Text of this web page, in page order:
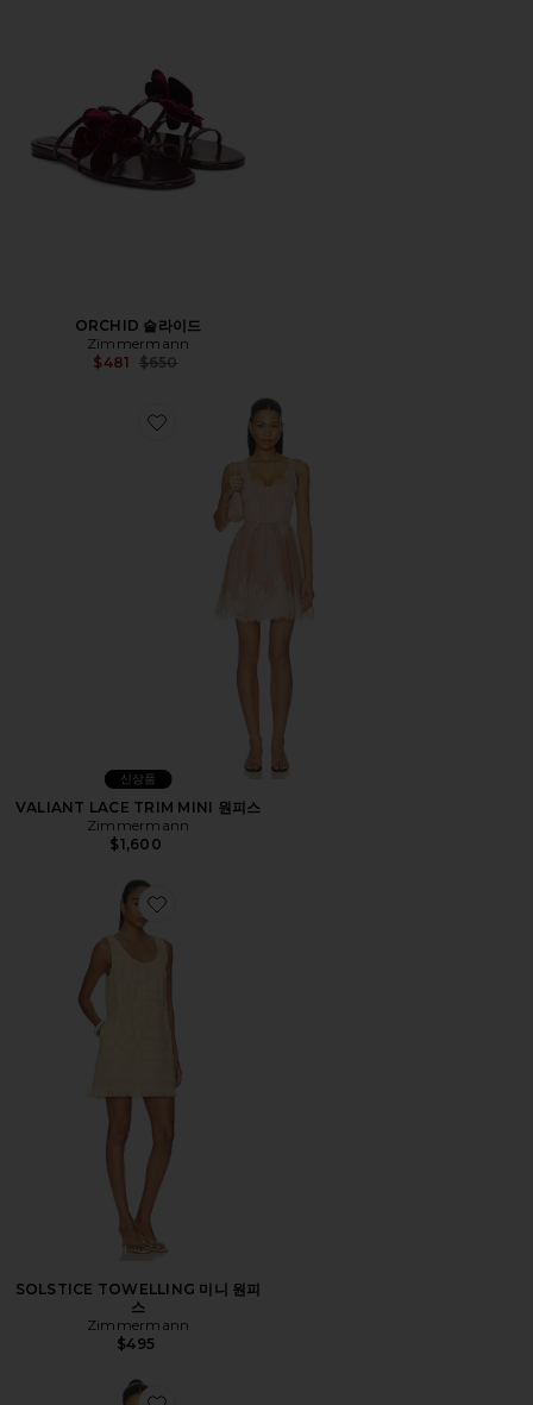
ORCHID 슬라이드
Zimmermann
$481 Previous price:
$650
Favorite VALIANT LACE TRIM MINI 원피스
신상품
VALIANT LACE TRIM MINI 원피스
Zimmermann
$1,600
Favorite SOLSTICE TOWELLING 미니 원피스
SOLSTICE TOWELLING 미니 원피
스
Zimmermann
$495